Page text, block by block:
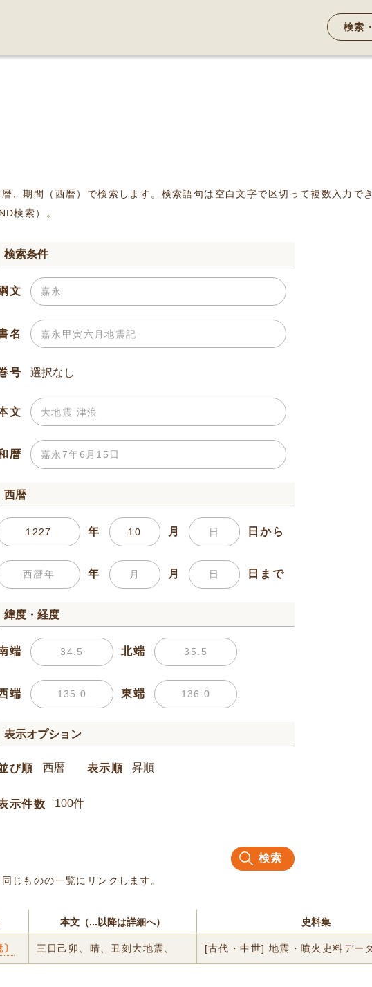
検索
、期間（西暦）で検索します。検索語句は空白文字で区切って複数入力で
検索）。
検索条件
文
名
号
文
暦
西暦
年 月 日から
年 月 日まで
緯度・経度
端 北端
端 東端
表示オプション
び順 表示順
示件数
検索
じものの一覧にリンクします。
本文（...以降は詳細へ） 史料集
三日己卯、晴、丑刻大地震、 [古代・中世] 地震・噴火史料デー